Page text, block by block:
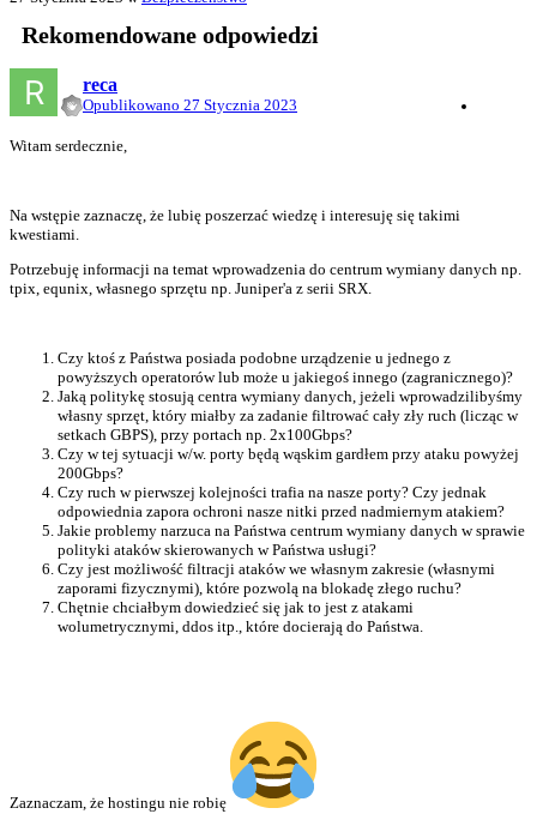
Rekomendowane odpowiedzi
reca
Opublikowano 27 Stycznia 2023
Witam serdecznie,
Na wstępie zaznaczę, że lubię poszerzać wiedzę i interesuję się takimi
kwestiami.
Potrzebuję informacji na temat wprowadzenia do centrum wymiany danych np.
tpix, equnix, własnego sprzętu np. Juniper'a z serii SRX.
Czy ktoś z Państwa posiada podobne urządzenie u jednego z
powyższych operatorów lub może u jakiegoś innego (zagranicznego)?
Jaką politykę stosują centra wymiany danych, jeżeli wprowadzilibyśmy
własny sprzęt, który miałby za zadanie filtrować cały zły ruch (licząc w
setkach GBPS), przy portach np. 2x100Gbps?
Czy w tej sytuacji w/w. porty będą wąskim gardłem przy ataku powyżej
200Gbps?
Czy ruch w pierwszej kolejności trafia na nasze porty? Czy jednak
odpowiednia zapora ochroni nasze nitki przed nadmiernym atakiem?
Jakie problemy narzuca na Państwa centrum wymiany danych w sprawie
polityki ataków skierowanych w Państwa usługi?
Czy jest możliwość filtracji ataków we własnym zakresie (własnymi
zaporami fizycznymi), które pozwolą na blokadę złego ruchu?
Chętnie chciałbym dowiedzieć się jak to jest z atakami
wolumetrycznymi, ddos itp., które docierają do Państwa.
Zaznaczam, że hostingu nie robię